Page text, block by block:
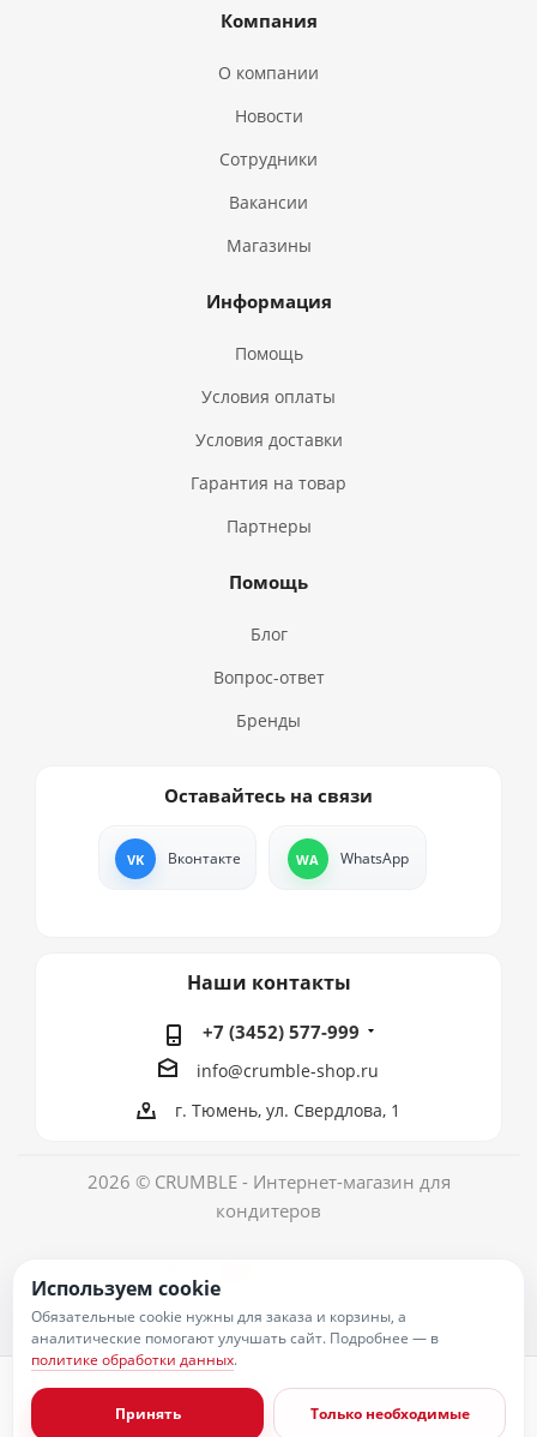
Компания
О компании
Новости
Сотрудники
Вакансии
Магазины
Информация
Помощь
Условия оплаты
Условия доставки
Гарантия на товар
Партнеры
Помощь
Блог
Вопрос-ответ
Бренды
Оставайтесь на связи
Вконтакте WhatsApp
Наши контакты
+7 (3452) 577-999
info@crumble-shop.ru
г. Тюмень, ул. Свердлова, 1
2026 © CRUMBLE - Интернет-магазин для
кондитеров
Согласие на обработку персональных данных
Публичная оферта
Используем cookie
Обязательные cookie нужны для заказа и корзины, а
аналитические помогают улучшать сайт. Подробнее — в
политике обработки данных.
Принять Только необходимые